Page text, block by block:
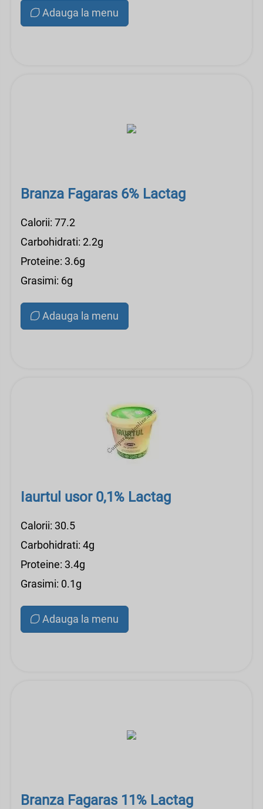
Adauga la menu
Branza Fagaras 6% Lactag
Calorii: 77.2
Carbohidrati: 2.2g
Proteine: 3.6g
Grasimi: 6g
Adauga la menu
Iaurtul usor 0,1% Lactag
Calorii: 30.5
Carbohidrati: 4g
Proteine: 3.4g
Grasimi: 0.1g
Adauga la menu
Branza Fagaras 11% Lactag